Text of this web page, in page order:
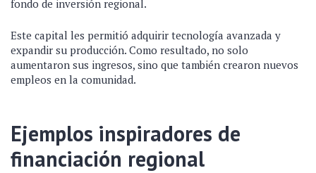
fondo de inversión regional.
Este capital les permitió adquirir tecnología avanzada y
expandir su producción. Como resultado, no solo
aumentaron sus ingresos, sino que también crearon nuevos
empleos en la comunidad.
Ejemplos inspiradores de
financiación regional